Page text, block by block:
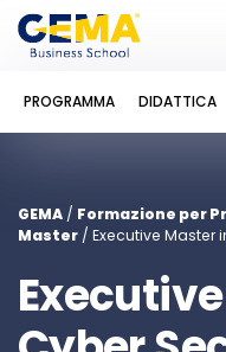
GEMA / Formazione per
Master / Executive Master
PROGRAMMA DIDATTICA